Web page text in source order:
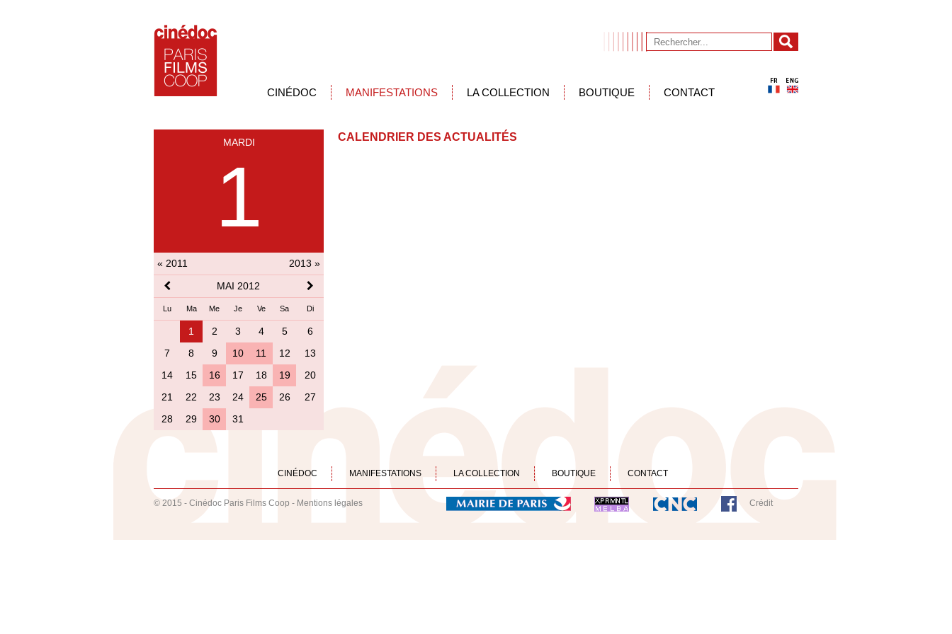
CINÉDOC MANIFESTATIONS LA COLLECTION BOUTIQUE CONTACT
MARDI
1
« 2011
2013 »
MAI 2012
Lu Ma Me Je Ve Sa Di
1 2 3 4 5
6
7
8 9 10 11 12
13
14
15 16 17 18 19
20
21
22 23 24 25 26
27
28
29 30 31
CALENDRIER DES ACTUALITÉS
CINÉDOC MANIFESTATIONS LA COLLECTION BOUTIQUE CONTACT
© 2015 - Cinédoc Paris Films Coop - Mentions légales Crédit